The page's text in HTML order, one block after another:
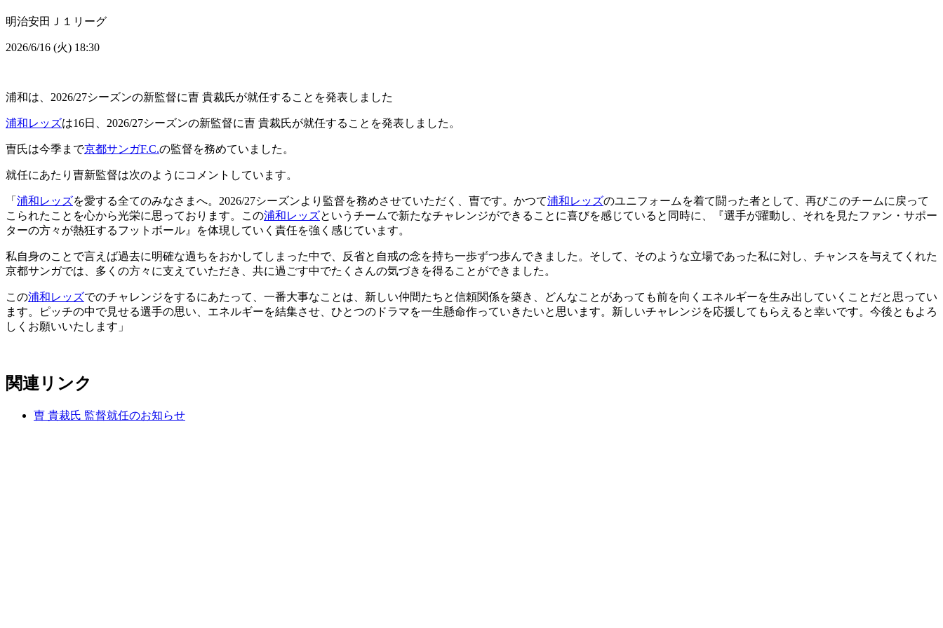
明治安田Ｊ１リーグ
2026/6/16 (火) 18:30
浦和は、2026/27シーズンの新監督に曺 貴裁氏が就任することを発表しました
浦和レッズは16日、2026/27シーズンの新監督に曺 貴裁氏が就任することを発表しました。
曺氏は今季まで京都サンガF.C.の監督を務めていました。
就任にあたり曺新監督は次のようにコメントしています。
「 浦和レッズを愛する全てのみなさまへ。2026/27シーズンより監督を務めさせていただく、曺です。かつて浦和レッズのユニフォームを着て闘った者として、再びこのチームに戻って
こられたことを心から光栄に思っております。この浦和レッズというチームで新たなチャレンジができることに喜びを感じていると同時に、『選手が躍動し、それを見たファン・サポー
ターの方々が熱狂するフットボール』を体現していく責任を強く感じています。
私自身のことで言えば過去に明確な過ちをおかしてしまった中で、反省と自戒の念を持ち一歩ずつ歩んできました。そして、そのような立場であった私に対し、チャンスを与えてくれた
京都サンガでは、多くの方々に支えていただき、共に過ごす中でたくさんの気づきを得ることができました。
この浦和レッズでのチャレンジをするにあたって、一番大事なことは、新しい仲間たちと信頼関係を築き、どんなことがあっても前を向くエネルギーを生み出していくことだと思ってい
ます。ピッチの中で見せる選手の思い、エネルギーを結集させ、ひとつのドラマを一生懸命作っていきたいと思います。新しいチャレンジを応援してもらえると幸いです。今後ともよろ
しくお願いいたします」
関連リンク
曺 貴裁氏 監督就任のお知らせ